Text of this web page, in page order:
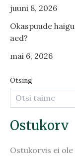
juuni 8, 2026
Okaspuude
aed?
mai 6, 2026
Otsing
Ostukorv
Ostukorvis ei